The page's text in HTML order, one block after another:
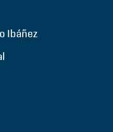
Ibáñez